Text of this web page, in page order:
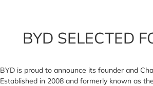
BYD SELECTED
BYD is proud to announce its founder and
Established in 2008 and formerly known as